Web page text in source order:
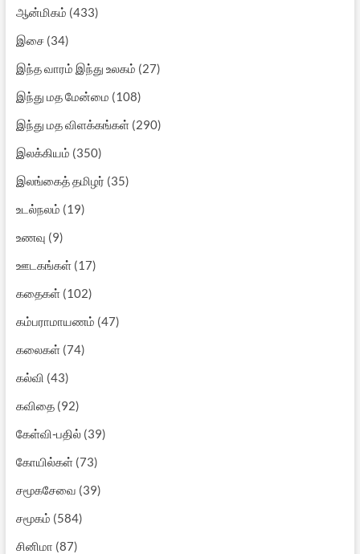
ஆன்மிகம் (433)
இசை(34)
இந்த வாரம் இந்து உலகம் (27)
இந்து மத மேன்மை (108)
இந்து மத விளக்கங்கள்(290)
இலக்கியம் (350)
இலங்கைத் தமிழர் (35)
உடல்நலம் (19)
உணவு (9)
ஊடகங்கள்(17)
கதைகள்(102)
கம்பராமாயணம் (47)
கலைகள்(74)
கல்வி (43)
கவிதை(92)
கேள்வி-பதில்(39)
கோயில்கள்(73)
சமூகசேவை (39)
சமூகம் (584)
சினிமா (87)